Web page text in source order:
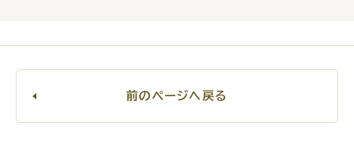
前のページへ戻る